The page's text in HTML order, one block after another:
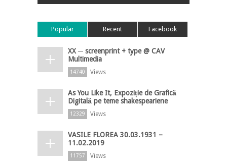
Popular Recent Facebook
XX ─ screenprint + type @ CAV
Multimedia
14740 Views
As You Like It, Expoziție de Grafică
Digitală pe teme shakespeariene
12329 Views
VASILE FLOREA 30.03.1931 –
11.02.2019
11757 Views